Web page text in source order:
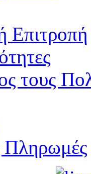
Επιτροπή
τους
Πληρωμές